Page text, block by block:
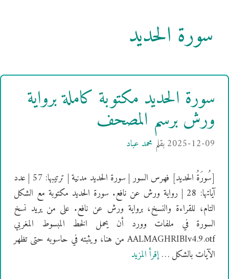
سورة الحديد
سورة الحديد مكتوبة كاملة برواية
ورش برسم المصحف
2025-12-09بقلم محمد عباد
[سُورَةُ الحديد] فهرس السور | سورة الحديد مدنية | ترتيبها: 57 | عدد
آياتها: 28 | رواية ورش عن نافع. سورة الحديد مكتوبة مع الشكل
التام، للقراءة والنسخ، برواية ورش عن نافع. على من يريد نسخ
السورة في ملفات وورد أن يحمل الخط المبسوط المغربي
AALMAGHRIBIv4.9.otf من هنا، ويثبته في حاسوبه حتى تظهر
الآيات بالشكل …إقرأ المزيد